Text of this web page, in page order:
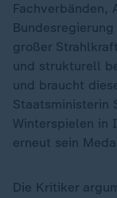
Fachverbänden,
großer
und strukturell
und braucht
Staatsministerin
Winterspielen in
erneut sein
Die Kritiker